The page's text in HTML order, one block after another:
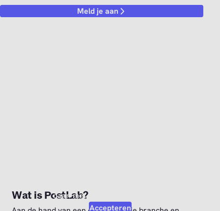
Meld je aan
gaan met de marketing cookies.
Accepteren
Wat is PostLab?